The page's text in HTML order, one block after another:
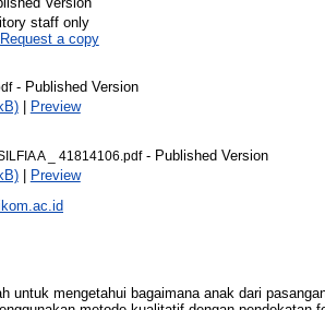
staff only
Request a copy
- Published Version
|
Preview
A _ 41814106.pdf- Published Version
|
Preview
untuk mengetahui bagaimana anak dari